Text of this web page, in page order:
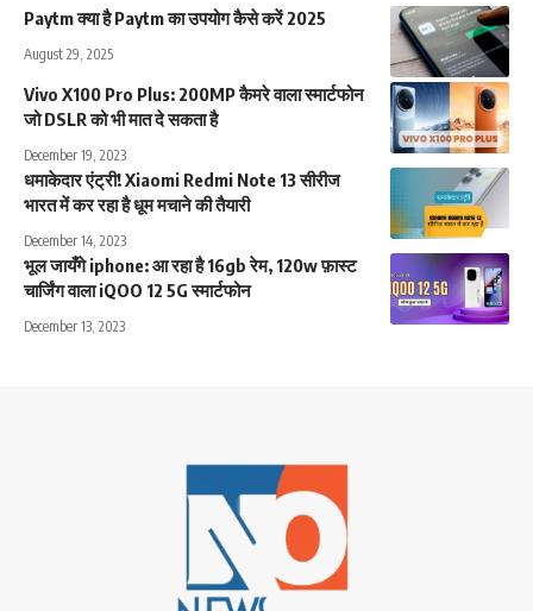
Paytm क्या है Paytm का उपयोग कैसे करें 2025
August 29, 2025
Vivo X100 Pro Plus: 200MP कैमरे वाला स्मार्टफोन
जो DSLR को भी मात दे सकता है
December 19, 2023
धमाकेदार एंट्री! Xiaomi Redmi Note 13 सीरीज
भारत में कर रहा है धूम मचाने की तैयारी
December 14, 2023
भूल जायँगे iphone: आ रहा है 16gb रेम, 120w फ़ास्ट
चार्जिंग वाला iQOO 12 5G स्मार्टफोन
December 13, 2023